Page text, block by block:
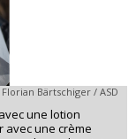
Bärtschiger / ASD
une lotion
avec une crème